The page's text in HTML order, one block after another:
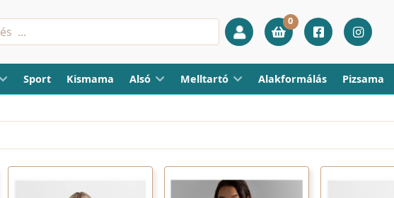
0
Sport Kismama Alsó Melltartó Alakformálás Pizsama